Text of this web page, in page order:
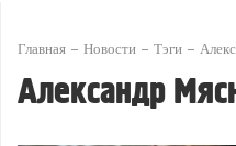
Главная Новости Тэги
Александр